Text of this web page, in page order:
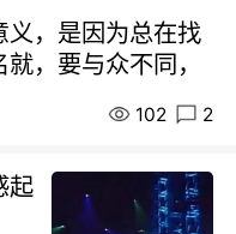
义，是因为总在找
，要与众不同，
102 2
起